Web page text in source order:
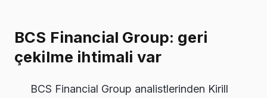
BCS Financial Group: geri
çekilme ihtimali var
BCS Financial Group analistlerinden Kirill